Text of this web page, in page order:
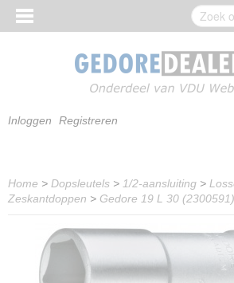
Inloggen Registreren
Home > Dopsleutels > 1/2-aansluiting >
Zeskantdoppen > Gedore 19 L 30 (2300591)